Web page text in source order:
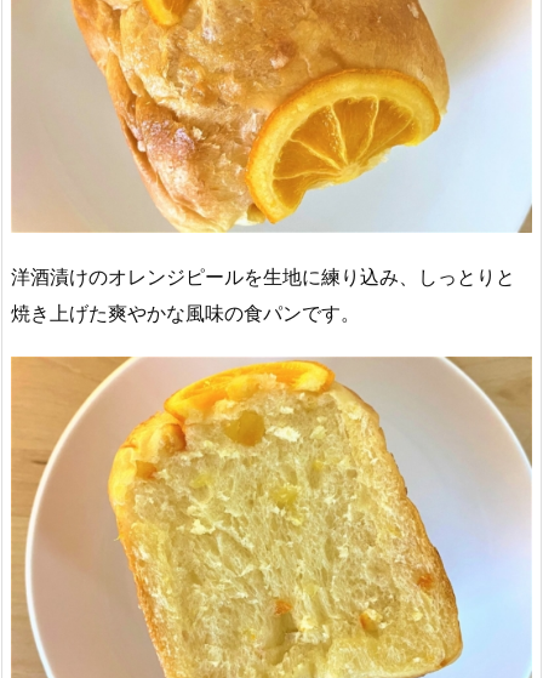
洋酒漬けのオレンジピールを生地に練り込み、しっとりと
焼き上げた爽やかな風味の食パンです。